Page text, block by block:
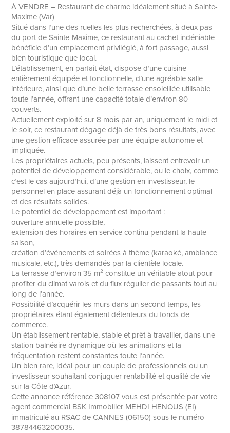
À VENDRE – Restaurant de charme idéalement situé à Sainte-
Maxime (Var)
Situé dans l’une des ruelles les plus recherchées, à deux pas
du port de Sainte-Maxime, ce restaurant au cachet indéniable
bénéficie d’un emplacement privilégié, à fort passage, aussi
bien touristique que local.
L’établissement, en parfait état, dispose d’une cuisine
entièrement équipée et fonctionnelle, d’une agréable salle
intérieure, ainsi que d’une belle terrasse ensoleillée utilisable
toute l’année, offrant une capacité totale d’environ 80
couverts.
Actuellement exploité sur 8 mois par an, uniquement le midi et
le soir, ce restaurant dégage déjà de très bons résultats, avec
une gestion efficace assurée par une équipe autonome et
impliquée.
Les propriétaires actuels, peu présents, laissent entrevoir un
potentiel de développement considérable, ou le choix, comme
c’est le cas aujourd’hui, d’une gestion en investisseur, le
personnel en place assurant déjà un fonctionnement optimal
et des résultats solides.
Le potentiel de développement est important :
ouverture annuelle possible,
extension des horaires en service continu pendant la haute
saison,
création d’événements et soirées à thème (karaoké, ambiance
musicale, etc.), très demandés par la clientèle locale.
La terrasse d’environ 35 m² constitue un véritable atout pour
profiter du climat varois et du flux régulier de passants tout au
long de l’année.
Possibilité d’acquérir les murs dans un second temps, les
propriétaires étant également détenteurs du fonds de
commerce.
Un établissement rentable, stable et prêt à travailler, dans une
station balnéaire dynamique où les animations et la
fréquentation restent constantes toute l’année.
Un bien rare, idéal pour un couple de professionnels ou un
investisseur souhaitant conjuguer rentabilité et qualité de vie
sur la Côte d’Azur.
Cette annonce référence 308107 vous est présentée par votre
agent commercial BSK Immobilier MEHDI HENOUS (EI)
immatriculé au RSAC de CANNES (06150) sous le numéro
38784463200035.